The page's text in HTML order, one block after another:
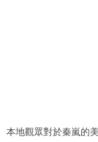
本地觀眾對於秦嵐的